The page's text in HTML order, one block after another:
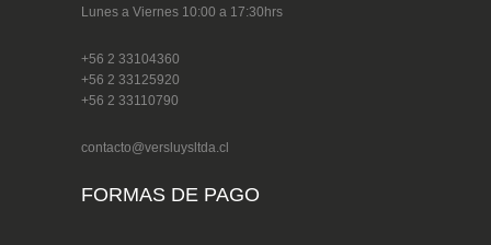
Lunes a Viernes 10:00 a 17:30hrs
+56 2 33104360
+56 2 33125920
+56 2 33110790
contacto@versluysltda.cl
FORMAS DE PAGO